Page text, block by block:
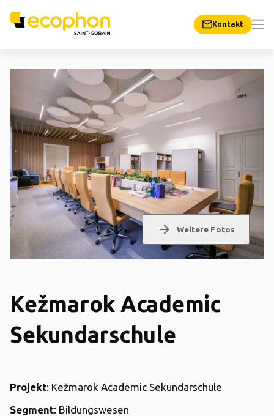
Kontakt
arrow_forward Weitere Fotos
Kežmarok Academic
Sekundarschule
Projekt: Kežmarok Academic Sekundarschule
Segment: Bildungswesen